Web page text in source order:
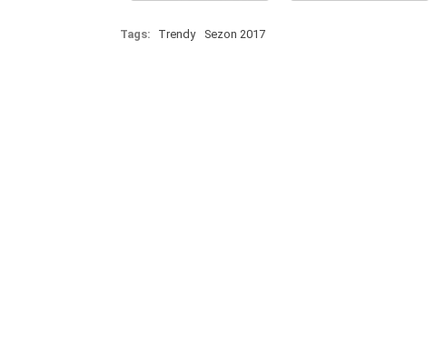
Tags: Trendy Sezon 2017